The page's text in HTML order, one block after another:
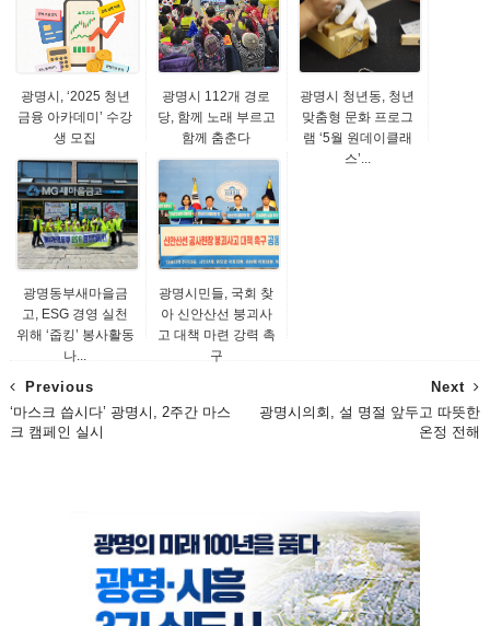
광명시, ‘2025 청년
금융 아카데미’ 수강
생 모집
광명시 112개 경로
당, 함께 노래 부르고
함께 춤춘다
광명시 청년동, 청년
맞춤형 문화 프로그
램 ‘5월 원데이클래
스’...
광명동부새마을금
고, ESG 경영 실천
위해 ‘줍킹’ 봉사활동
나...
광명시민들, 국회 찾
아 신안산선 붕괴사
고 대책 마련 강력 촉
구
Next
광명시의회, 설 명절 앞두고 따뜻한
온정 전해
Previous
‘마스크 씁시다’ 광명시, 2주간 마스
크 캠페인 실시